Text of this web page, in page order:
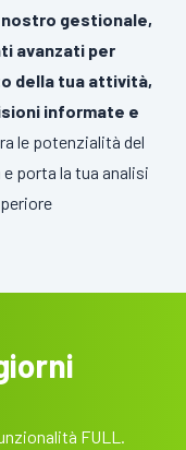
nostro gestionale,
avanzati per
della tua attività,
informate e
le potenzialità del
porta la tua analisi
FULL.